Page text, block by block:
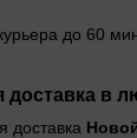
до 60
доставка в
доставка